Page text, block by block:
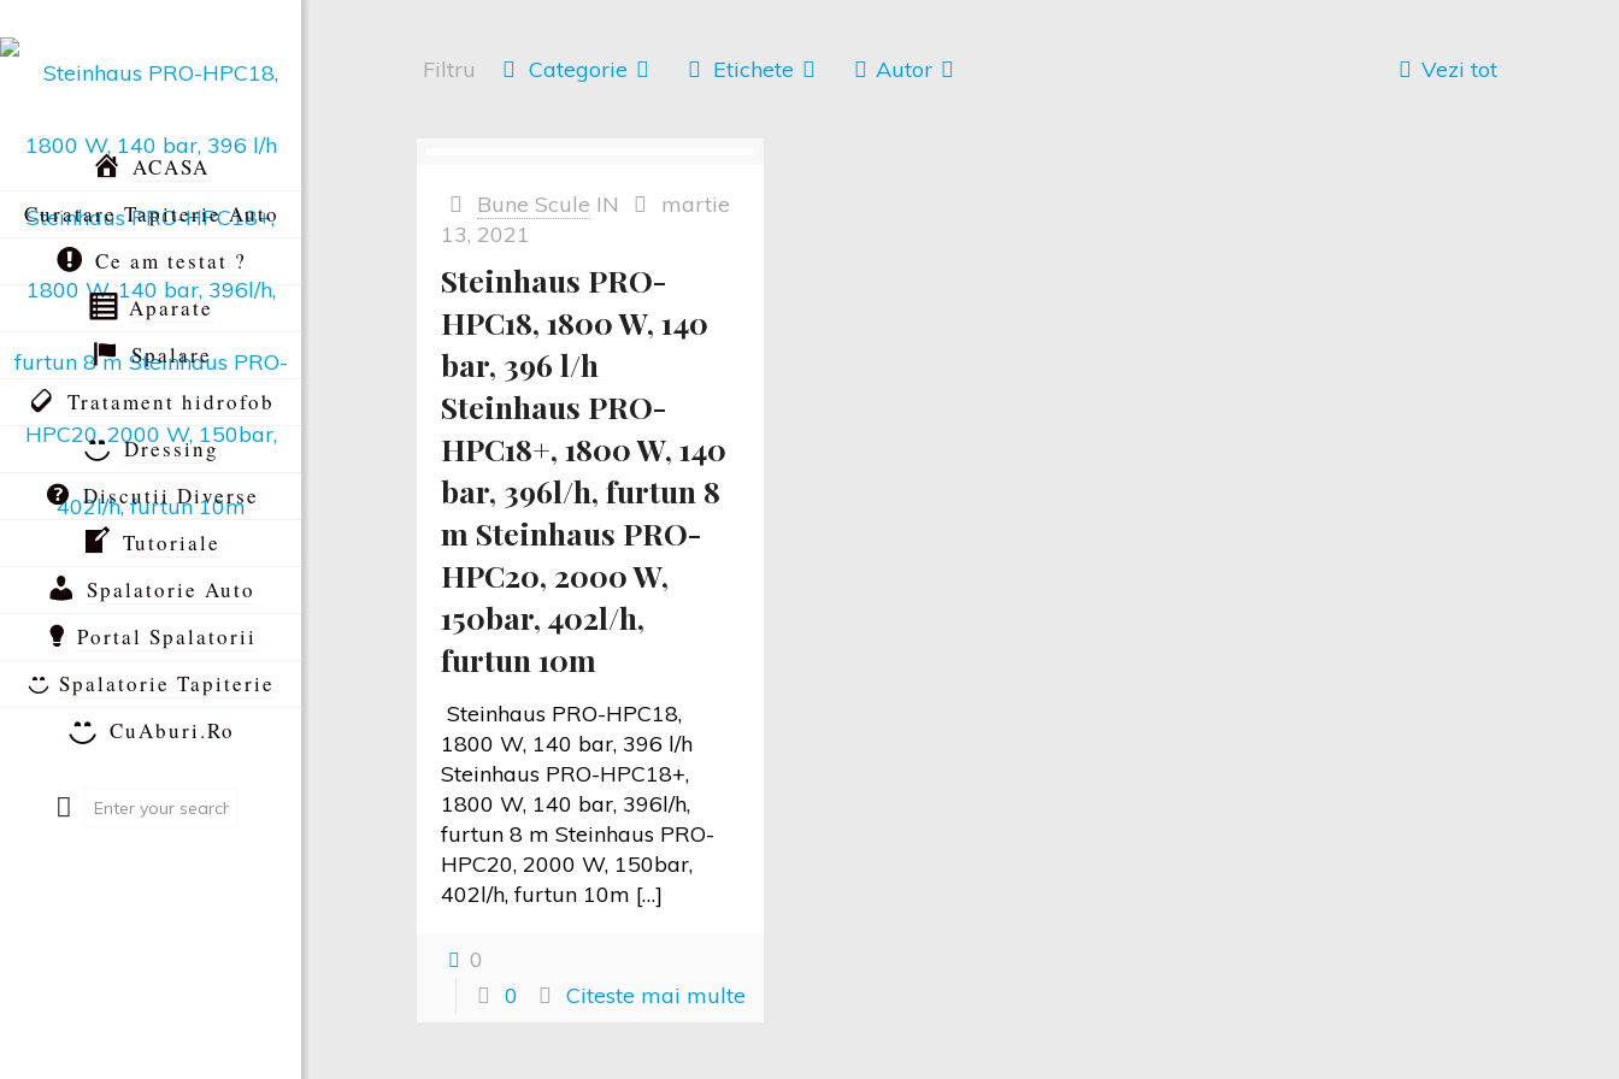
ACASA
Curatare Tapiterie Auto
Ce am testat ?
Aparate
Spalare
Tratament hidrofob
Dressing
Discutii Diverse
Tutoriale
Spalatorie Auto
Portal Spalatorii
Spalatorie Tapiterie
CuAburi.Ro
Filtru Categorie Etichete Autor Vezi tot
Bune Scule IN
martie
13, 2021
Steinhaus PRO-
HPC18, 1800 W, 140
bar, 396 l/h
Steinhaus PRO-
HPC18+, 1800 W, 140
bar, 396l/h, furtun 8
m Steinhaus PRO-
HPC20, 2000 W,
150bar, 402l/h,
furtun 10m
Steinhaus PRO-HPC18,
1800 W, 140 bar, 396 l/h
Steinhaus PRO-HPC18+,
1800 W, 140 bar, 396l/h,
furtun 8 m Steinhaus PRO-
HPC20, 2000 W, 150bar,
402l/h, furtun 10m […]
0
0
Citeste mai multe